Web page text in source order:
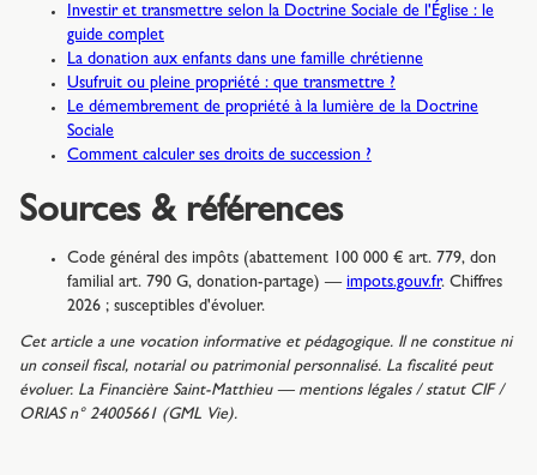
Investir et transmettre selon la Doctrine Sociale de l'Église : le
guide complet
La donation aux enfants dans une famille chrétienne
Usufruit ou pleine propriété : que transmettre ?
Le démembrement de propriété à la lumière de la Doctrine
Sociale
Comment calculer ses droits de succession ?
Sources & références
Code général des impôts (abattement 100 000 € art. 779, don
familial art. 790 G, donation-partage) — impots.gouv.fr. Chiffres
2026 ; susceptibles d'évoluer.
Cet article a une vocation informative et pédagogique. Il ne constitue ni
un conseil fiscal, notarial ou patrimonial personnalisé. La fiscalité peut
évoluer. La Financière Saint-Matthieu — mentions légales / statut CIF /
ORIAS n° 24005661 (GML Vie).